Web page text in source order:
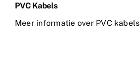
PVC Kabels
Meer informatie over PVC kabels